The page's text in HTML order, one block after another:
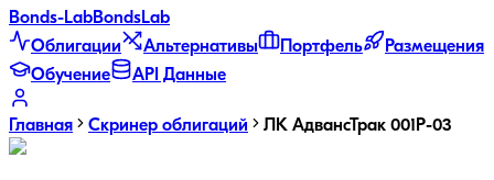
Bonds-LabBondsLab
Облигации
Альтернативы Портфель
Размещения
Обучение
API Данные
Главная Скринер облигаций ЛК АдвансТрак 001Р-03